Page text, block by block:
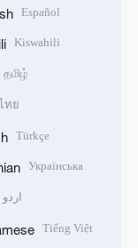
Español
Kiswahili
தமிழ்
ทย
Türkçe
Українська
اردو
Tiếng Việt